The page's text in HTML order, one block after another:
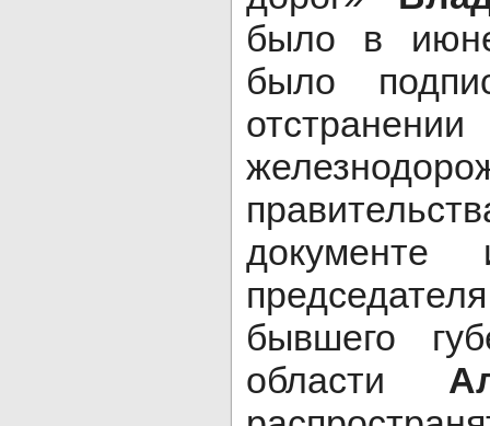
было в
было
документе
бывшего
области